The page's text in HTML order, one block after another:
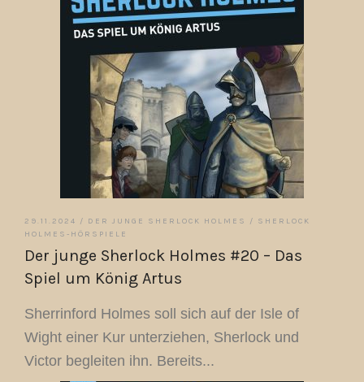
29.11.2024 / DER JUNGE SHERLOCK HOLMES / SHERLOCK
HOLMES-HÖRSPIELE
Der junge Sherlock Holmes #20 – Das
Spiel um König Artus
Sherrinford Holmes soll sich auf der Isle of
Wight einer Kur unterziehen, Sherlock und
Victor begleiten ihn. Bereits...